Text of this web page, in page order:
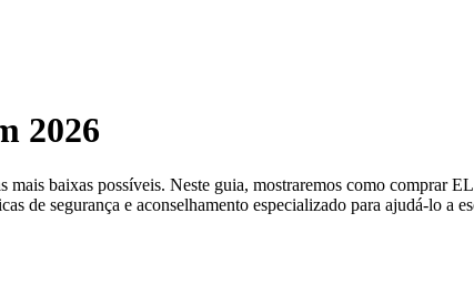
2026
baixas possíveis. Neste guia, mostraremos como comprar
de segurança e aconselhamento especializado para ajudá-lo a